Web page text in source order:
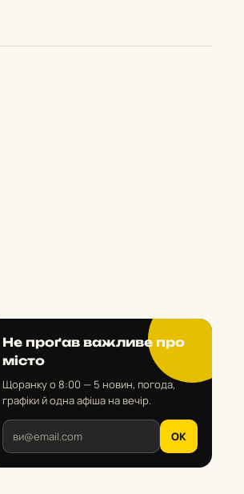
Не проґав важливе про
місто
Щоранку о 8:00 — 5 новин, погода,
графіки й одна афіша на вечір.
OK